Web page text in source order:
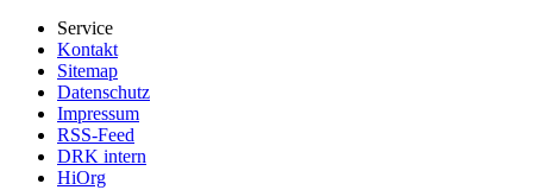
Service
Kontakt
Sitemap
Datenschutz
Impressum
RSS-Feed
DRK intern
HiOrg